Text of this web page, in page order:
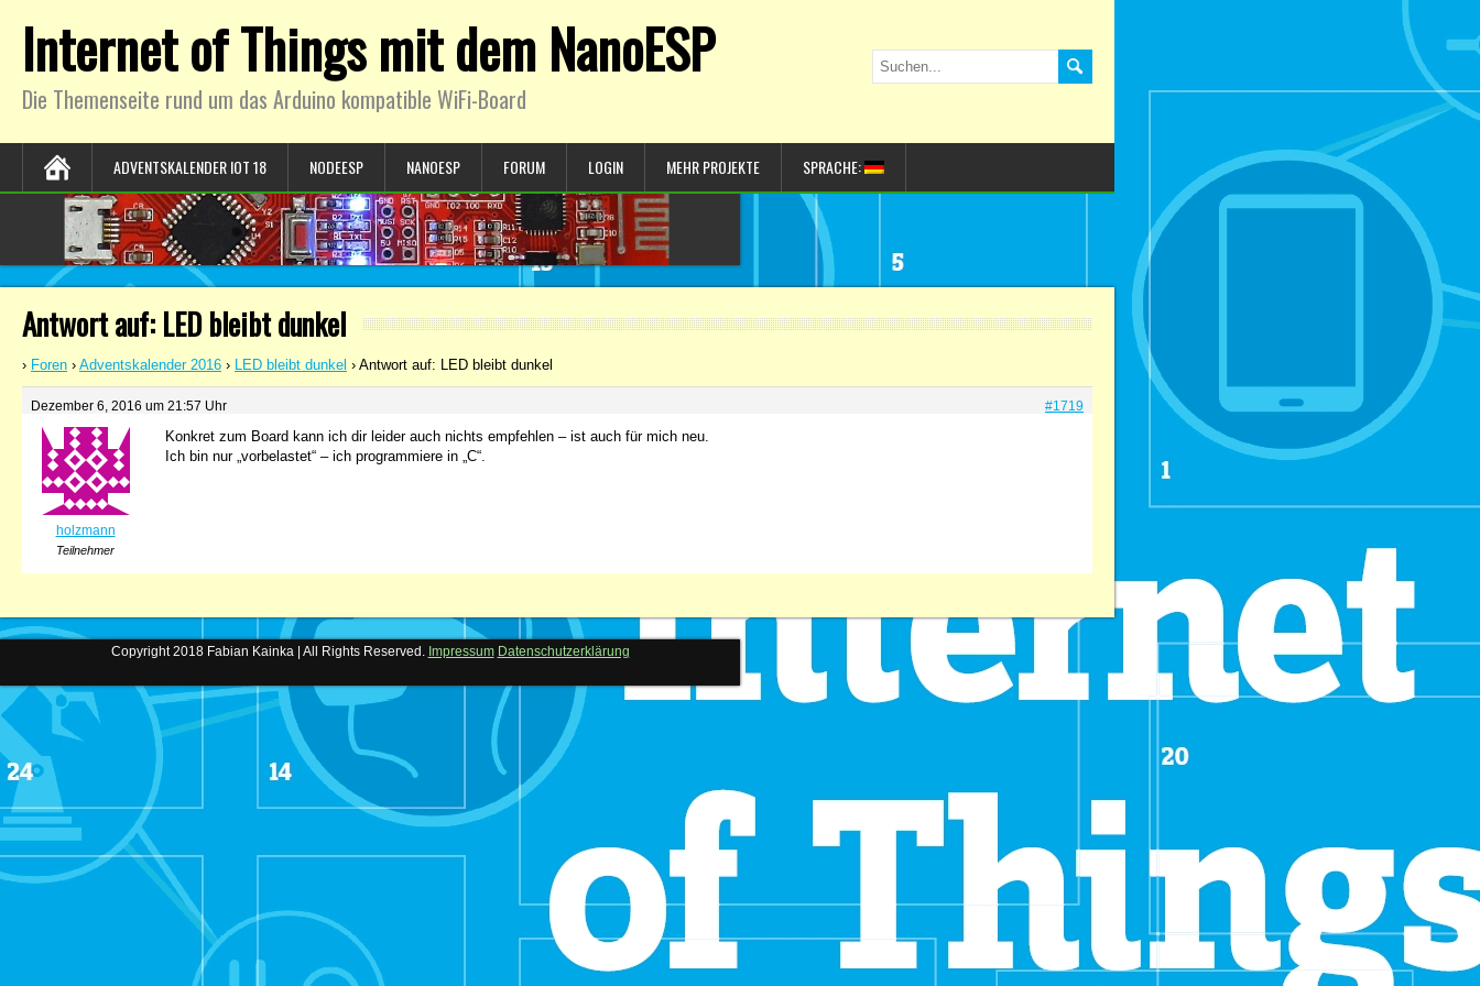
Internet of Things mit dem NanoESP
Die Themenseite rund um das Arduino kompatible WiFi-Board
ADVENTSKALENDER IOT 18 NODEESP NANOESP FORUM LOGIN MEHR PROJEKTE SPRACHE:
Antwort auf: LED bleibt dunkel
› Foren › Adventskalender 2016 › LED bleibt dunkel › Antwort auf: LED bleibt dunkel
Dezember 6, 2016 um 21:57 Uhr #1719
holzmann
Teilnehmer
Konkret zum Board kann ich dir leider auch nichts empfehlen – ist auch für mich neu.
Ich bin nur „vorbelastet“ – ich programmiere in „C“.
Copyright 2018 Fabian Kainka | All Rights Reserved. Impressum Datenschutzerklärung